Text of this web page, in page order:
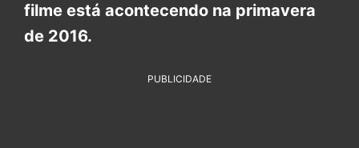
filme está acontecendo na primavera
de 2016.
PUBLICIDADE